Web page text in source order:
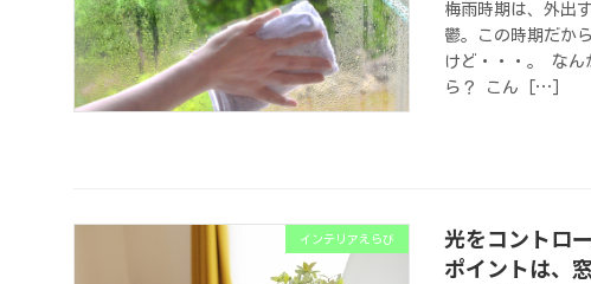
梅雨時期は、外出
鬱。この時期だか
けど・・・。 なん
ら？ こん […]
インテリアえらび
光をコントロ
ポイントは、